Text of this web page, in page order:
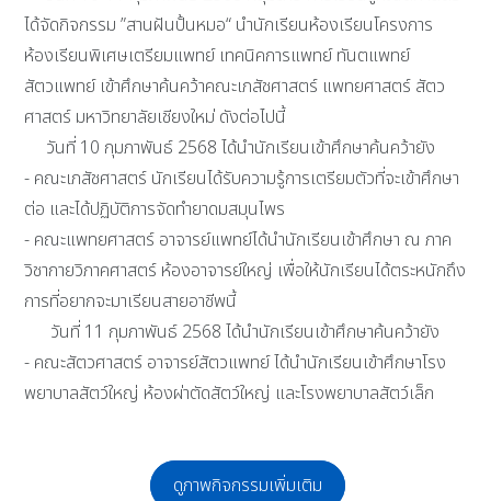
ได้จัดกิจกรรม ”สานฝันปั้นหมอ“ นำนักเรียนห้องเรียนโครงการ
ห้องเรียนพิเศษเตรียมแพทย์ เทคนิคการแพทย์ ทันตแพทย์
สัตวแพทย์ เข้าศึกษาค้นคว้าคณะเภสัชศาสตร์ แพทยศาสตร์ สัตว
ศาสตร์ มหาวิทยาลัยเชียงใหม่ ดังต่อไปนี้
วันที่ 10 กุมภาพันธ์ 2568 ได้นำนักเรียนเข้าศึกษาค้นคว้ายัง
- คณะเภสัชศาสตร์ นักเรียนได้รับความรู้การเตรียมตัวที่จะเข้าศึกษา
ต่อ และได้ปฏิบัติการจัดทำยาดมสมุนไพร
- คณะแพทยศาสตร์ อาจารย์แพทย์ได้นำนักเรียนเข้าศึกษา ณ ภาค
วิชากายวิภาคศาสตร์ ห้องอาจารย์ใหญ่ เพื่อให้นักเรียนได้ตระหนักถึง
การที่อยากจะมาเรียนสายอาชีพนี้
วันที่ 11 กุมภาพันธ์ 2568 ได้นำนักเรียนเข้าศึกษาค้นคว้ายัง
- คณะสัตวศาสตร์ อาจารย์สัตวแพทย์ ได้นำนักเรียนเข้าศึกษาโรง
พยาบาลสัตว์ใหญ่ ห้องผ่าตัดสัตว์ใหญ่ และโรงพยาบาลสัตว์เล็ก
ดูภาพกิจกรรมเพิ่มเติม